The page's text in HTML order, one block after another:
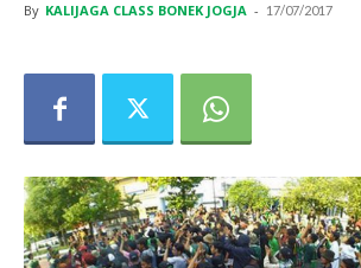
By KALIJAGA CLASS BONEK JOGJA - 17/07/2017